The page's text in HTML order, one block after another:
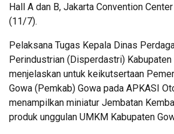
Hall A dan B, Jakarta Convention
(11/7).
Pelaksana Tugas Kepala Dinas
Perindustrian (Disperdastri) Kabupaten
menjelaskan untuk keikutsertaan
Gowa (Pemkab) Gowa pada APKASI
menampilkan miniatur Jembatan
produk unggulan UMKM Kabupaten